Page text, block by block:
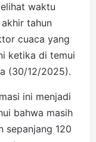
waktu
tahun
cuaca yang
ketika di temui
(30/12/2025).
ini menjadi
bahwa masih
sepanjang 120